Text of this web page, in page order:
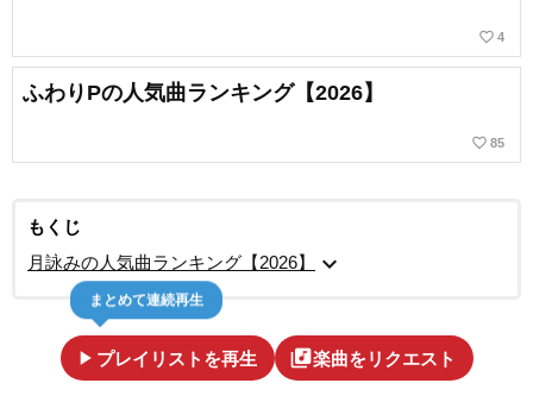
favorite_border 4
ふわりPの人気曲ランキング【2026】
favorite_border 85
もくじ
月詠みの人気曲ランキング【2026】
expand_more
play_arrow プレイリストを再生
まとめて連続再生
library_music楽曲をリクエスト